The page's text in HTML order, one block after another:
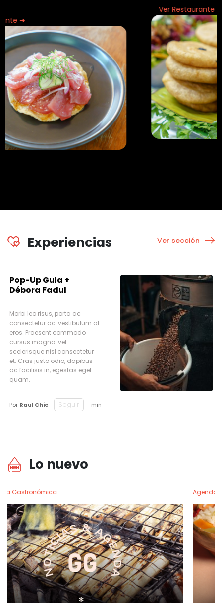
Experiencias Ver sección
Pop-Up Gula +
Débora Fadul
Morbi leo risus, porta ac
consectetur ac, vestibulum at
eros. Praesent commodo
cursus magna, vel
scelerisque nisl consectetur
et. Cras justo odio, dapibus
ac facilisis in, egestas eget
quam.
Por Raul Chic Seguir min
Lo nuevo
Agenda Gastronómica